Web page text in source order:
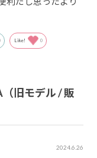
Like! 0
旧モデル / 販
2024.6.26